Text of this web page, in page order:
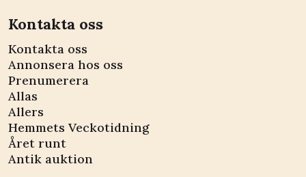
Kontakta oss
Kontakta oss
Annonsera hos oss
Prenumerera
Allas
Allers
Hemmets Veckotidning
Året runt
Antik auktion